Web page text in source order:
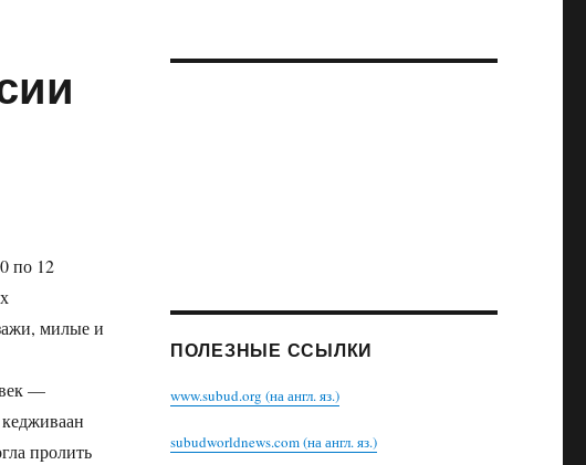
по 12
милые и
—
пролить
ПОЛЕЗНЫЕ ССЫЛКИ
www.subud.org (на англ. яз.)
subudworldnews.com (на англ. яз.)